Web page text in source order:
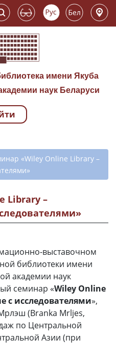
имени Якуба
наук Беларуси
Навигация по
«Wiley Online Library –
Library –
выставочном
библиотеки имени
академии наук
семинар «Wiley Online
с исследователями»,
(Branka Mrljes,
по Центральной
Азии (при